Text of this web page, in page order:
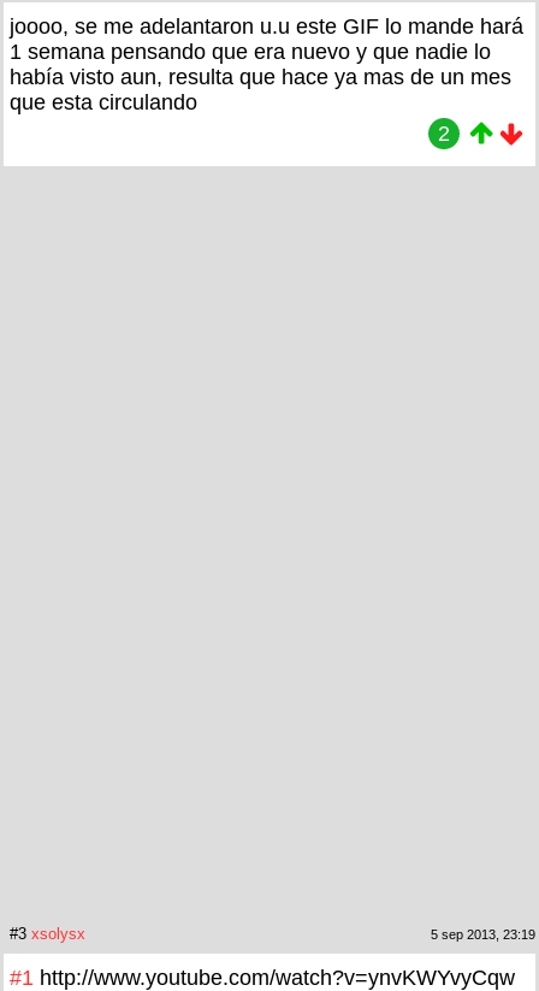
joooo, se me adelantaron u.u este GIF lo mande hará
1 semana pensando que era nuevo y que nadie lo
había visto aun, resulta que hace ya mas de un mes
que esta circulando
2
#3 xsolysx 5 sep 2013, 23:19
#1 http://www.youtube.com/watch?v=ynvKWYvyCqw